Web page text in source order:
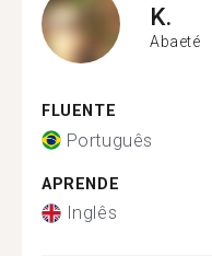
K.
Abaeté
FLUENTE
Português
APRENDE
Inglês